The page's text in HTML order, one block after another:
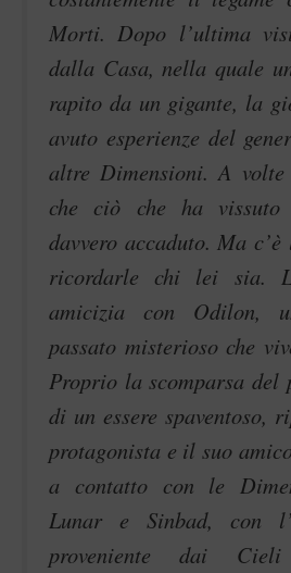
Morti. Dopo l’ultima
dalla Casa, nella quale
rapito da un gigante, la
avuto esperienze del
altre Dimensioni. A volte
che ciò che ha
davvero accaduto. Ma
ricordarle chi lei sia.
amicizia con Odilon,
passato misterioso che
Proprio la scomparsa del
di un essere spaventoso,
protagonista e il suo
a contatto con le
Lunar e Sinbad, con
proveniente dai